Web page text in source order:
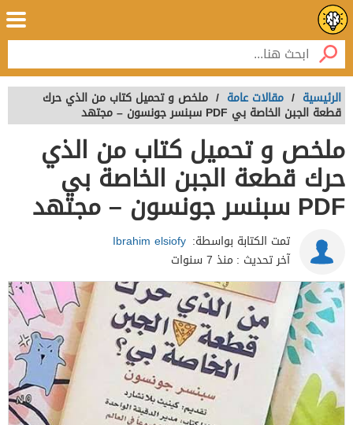
الرئيسية / مقالات عامة / ملخص و تحميل كتاب من الذي حرك
قطعة الجبن الخاصة بي PDF سبنسر جونسون – مجتهد
ملخص و تحميل كتاب من الذي
حرك قطعة الجبن الخاصة بي
PDF سبنسر جونسون – مجتهد
تمت الكتابة بواسطة: Ibrahim elsiofy
آخر تحديث : منذ 7 سنوات